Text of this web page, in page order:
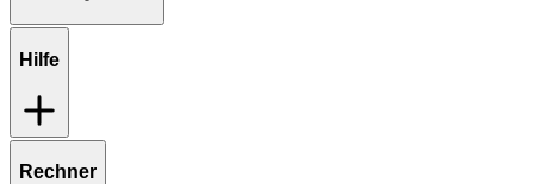
Hilfe
Rechner